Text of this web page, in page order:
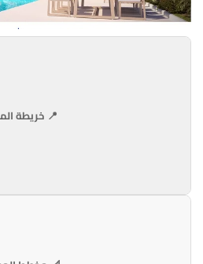
📍 خريطة